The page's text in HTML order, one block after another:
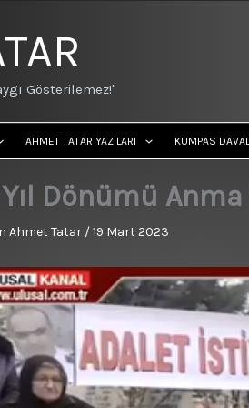
Gösterilemez!"
AHMET TATAR YAZILARI KUMPAS
Dönümü Anma
Ahmet Tatar /19 Mart 2023